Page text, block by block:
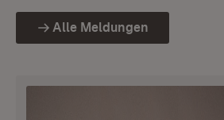
Alle Meldungen